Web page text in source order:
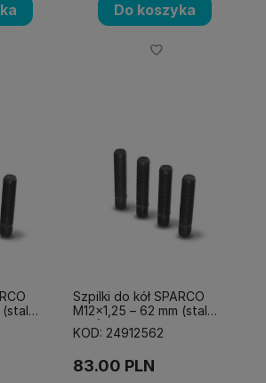
Do koszyka
(stal
Szpilki do kół SPARCO
M12x1,25 – 62 mm (stal
10,8)
KOD: 24912562
83.00 PLN